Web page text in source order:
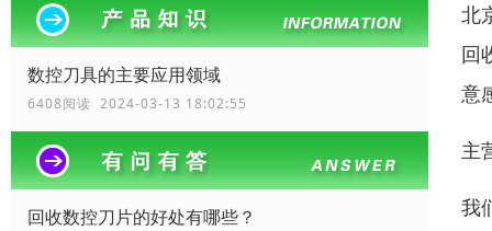
数控刀具的主要应用领域
6408阅读 2024-03-13 18:02:55
回收数控刀片的好处有哪些？
北
回
意
主
我